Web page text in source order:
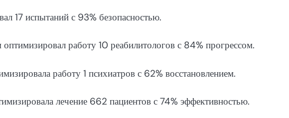
17 испытаний с 93% безопасностью.
работу 10 реабилитологов с 84% прогрессом.
работу 1 психиатров с 62% восстановлением.
лечение 662 пациентов с 74% эффективностью.